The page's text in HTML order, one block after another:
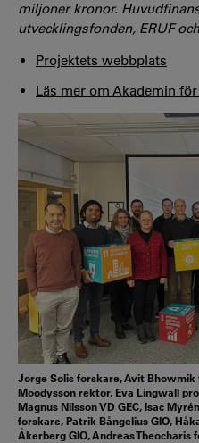
miljoner kronor.
utvecklingsfonden, ERUF
Projektets webbplats
Läs mer om Akademin
Jorge Solis forskare, Avit
Moodysson rektor, Eva Lingwall
Magnus Nilsson VD GEC, Isac
forskare, Patrik Bångelius GIO,
Åkerberg GIO, Andreas